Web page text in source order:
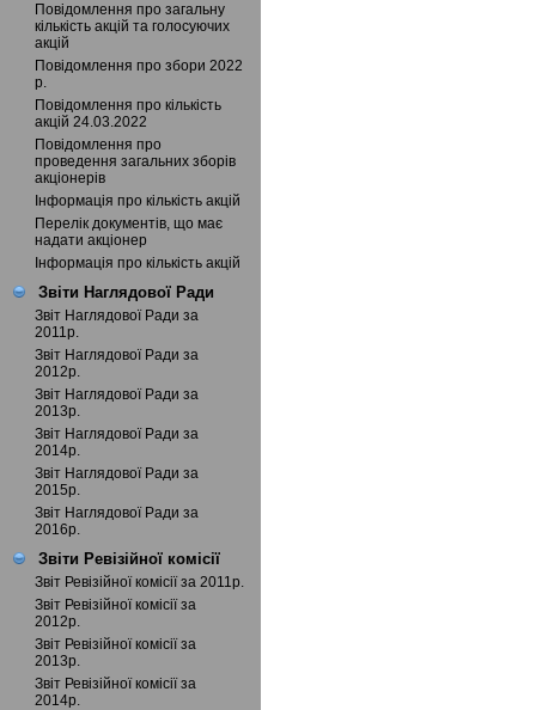
Повідомлення про загальну
кількість акцій та голосуючих
акцій
Повідомлення про збори 2022
р.
Повідомлення про кількість
акцій 24.03.2022
Повідомлення про
проведення загальних зборів
акціонерів
Інформація про кількість акцій
Перелік документів, що має
надати акціонер
Інформація про кількість акцій
Звіти Наглядової Ради
Звіт Наглядової Ради за
2011р.
Звіт Наглядової Ради за
2012р.
Звіт Наглядової Ради за
2013р.
Звіт Наглядової Ради за
2014р.
Звіт Наглядової Ради за
2015р.
Звіт Наглядової Ради за
2016р.
Звіти Ревізійної комісії
Звіт Ревізійної комісії за 2011р.
Звіт Ревізійної комісії за
2012р.
Звіт Ревізійної комісії за
2013р.
Звіт Ревізійної комісії за
2014р.